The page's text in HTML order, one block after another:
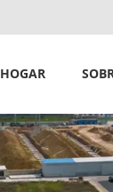
HOGAR